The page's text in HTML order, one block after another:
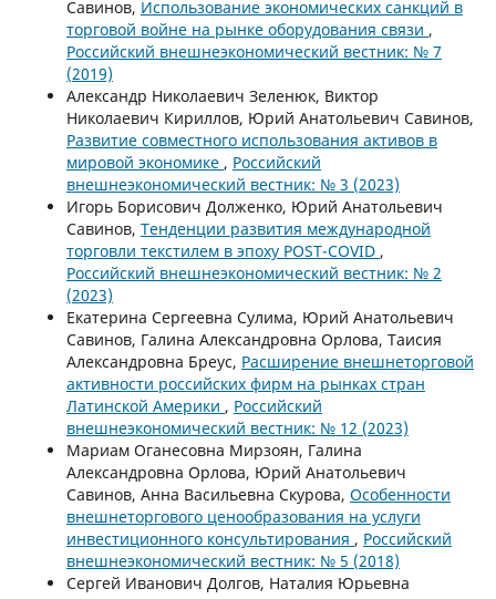
Савинов, Использование экономических санкций в
торговой войне на рынке оборудования связи ,
Российский внешнеэкономический вестник: № 7
(2019)
Александр Николаевич Зеленюк, Виктор
Николаевич Кириллов, Юрий Анатольевич Савинов,
Развитие совместного использования активов в
мировой экономике , Российский
внешнеэкономический вестник: № 3 (2023)
Игорь Борисович Долженко, Юрий Анатольевич
Савинов, Тенденции развития международной
торговли текстилем в эпоху POST-COVID ,
Российский внешнеэкономический вестник: № 2
(2023)
Екатерина Сергеевна Сулима, Юрий Анатольевич
Савинов, Галина Александровна Орлова, Таисия
Александровна Бреус, Расширение внешнеторговой
активности российских фирм на рынках стран
Латинской Америки , Российский
внешнеэкономический вестник: № 12 (2023)
Мариам Оганесовна Мирзоян, Галина
Александровна Орлова, Юрий Анатольевич
Савинов, Анна Васильевна Скурова, Особенности
внешнеторгового ценообразования на услуги
инвестиционного консультирования , Российский
внешнеэкономический вестник: № 5 (2018)
Сергей Иванович Долгов, Наталия Юрьевна